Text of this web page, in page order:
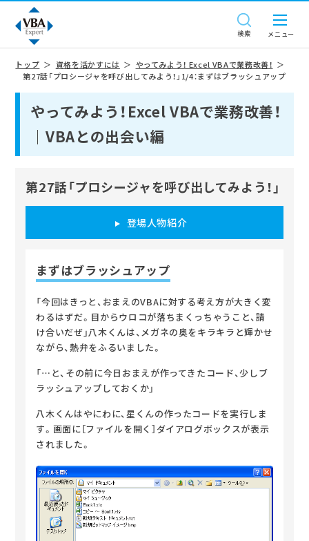
検索
トップ 資格を活かすには
やってみよう！ Excel VBAで業務改善！
第27話「プロシージャを呼び出してみよう！」1/4：まずはブラッシュアップ
やってみよう！Excel VBAで業務改善！
｜VBAとの出会い編
第27話「プロシージャを呼び出してみよう！」
登場人物紹介
まずはブラッシュアップ
「今回はきっと、おまえのVBAに対する考え方が大きく変
わるはずだ。 目からウロコが落ちまくっちゃうこと、請
け合いだぜ」八木くんは、メガネの奥をキラキラと輝かせ
ながら、熱弁をふるいました。
「…と、その前に今日おまえが作ってきたコード、少しブ
ラッシュアップしておくか」
八木くんはやにわに、星くんの作ったコードを実行しま
す。 画面に［ファイルを開く］ダイアログボックスが表示
されました。